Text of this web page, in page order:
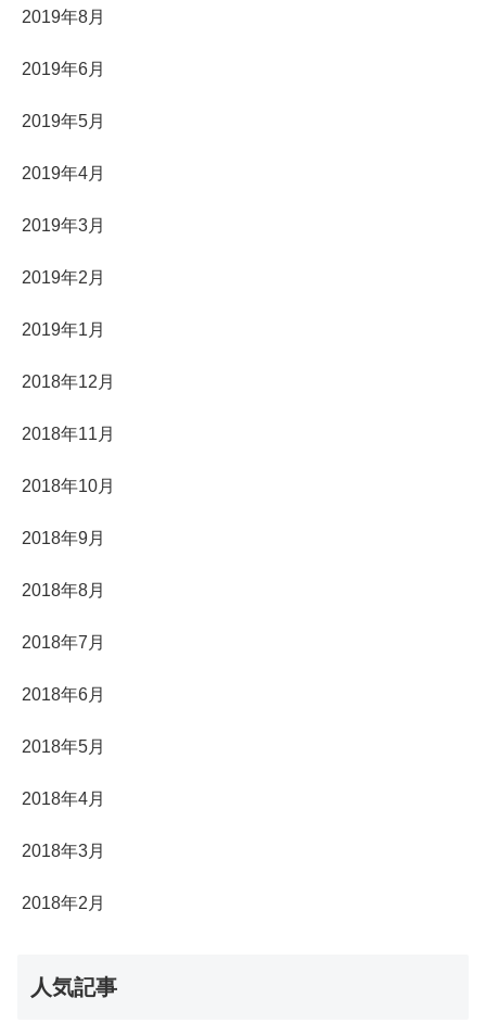
2019年8月
2019年6月
2019年5月
2019年4月
2019年3月
2019年2月
2019年1月
2018年12月
2018年11月
2018年10月
2018年9月
2018年8月
2018年7月
2018年6月
2018年5月
2018年4月
2018年3月
2018年2月
人気記事